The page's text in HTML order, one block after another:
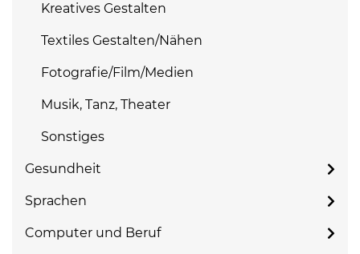
Kreatives Gestalten
Textiles Gestalten/Nähen
Fotografie/Film/Medien
Musik, Tanz, Theater
Sonstiges
Gesundheit
Sprachen
Computer und Beruf